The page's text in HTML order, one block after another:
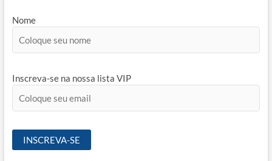
Nome
Inscreva-se na nossa lista VIP